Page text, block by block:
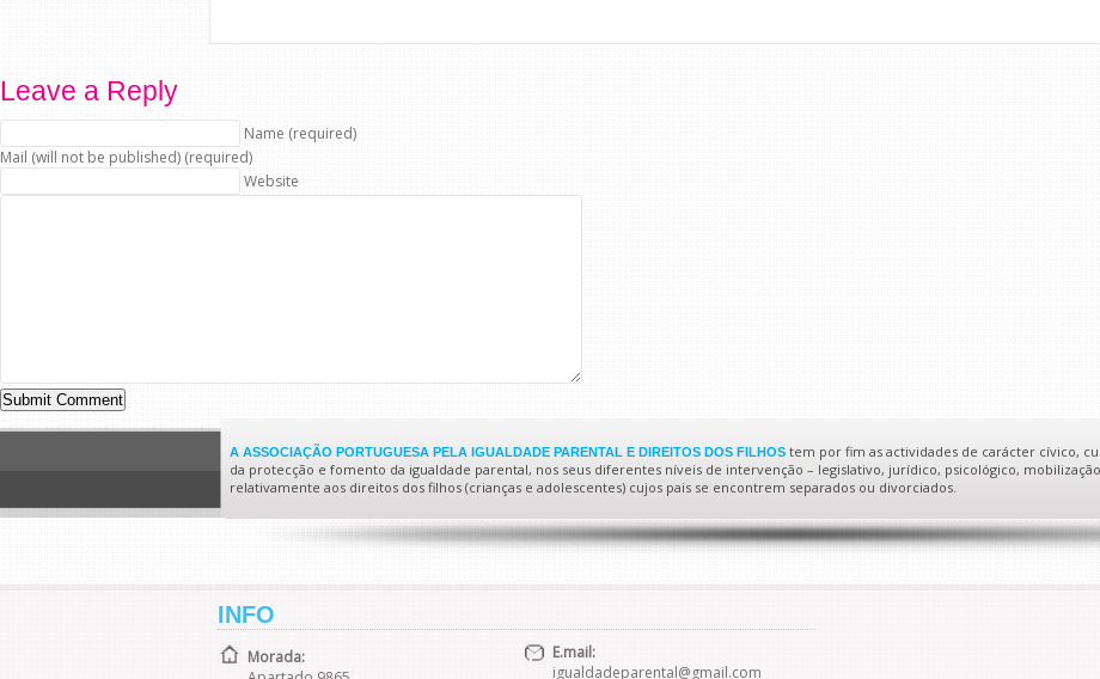
Leave a Reply
Name (required)
Mail (will not be published) (required)
Website
A ASSOCIAÇÃO PORTUGUESA PELA IGUALDADE PARENTAL E DIREITOS DOS FILHOS tem por fim as actividades de carácter cívico,
da protecção e fomento da igualdade parental, nos seus diferentes níveis de intervenção – legislativo, jurídico, psicológico,
relativamente aos direitos dos filhos (crianças e adolescentes) cujos pais se encontrem separados ou divorciados.
INFO
Morada:
E.mail:
igualdadeparental@gmail.com